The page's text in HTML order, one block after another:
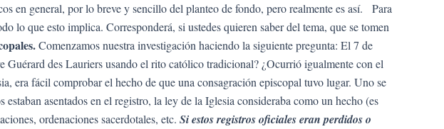
en general, por lo breve y sencillo del planteo de fondo, pero realmente es así. Para
lo que esto implica. Corresponderá, si ustedes quieren saber del tema, que se tomen
Comenzamos nuestra investigación haciendo la siguiente pregunta: El 7 de
des Lauriers usando el rito católico tradicional? ¿Ocurrió igualmente con el
era fácil comprobar el hecho de que una consagración episcopal tuvo lugar. Uno se
asentados en el registro, la ley de la Iglesia consideraba como un hecho (es
ordenaciones sacerdotales, etc. Si estos registros oficiales eran perdidos o